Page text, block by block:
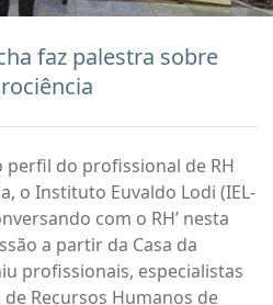
faz palestra sobre
do profissional de RH
o Instituto Euvaldo Lodi (IEL-
com o RH’ nesta
a partir da Casa da
profissionais, especialistas
Recursos Humanos de